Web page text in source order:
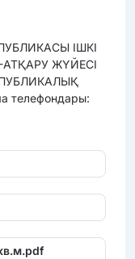
ІШКІ
ЖҮЙЕСІ
телефондары: